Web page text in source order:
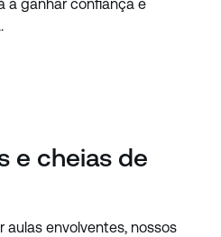
a ganhar confiança e
e cheias de
envolventes, nossos